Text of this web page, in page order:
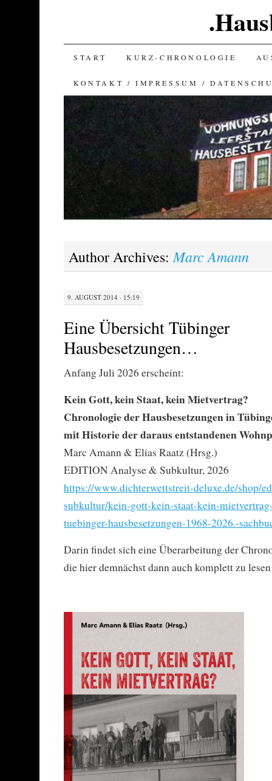
SKIP
TO
CONTENT
START KURZ-CHRONOLOGIE
KONTAKT / IMPRESSUM /
Author Archives:Marc Amann
9. AUGUST 2014 · 15:19
Eine Übersicht Tübinger
Hausbesetzungen…
Anfang Juli 2026 erscheint:
Kein Gott, kein Staat, kein Mietvertrag?
Chronologie der Hausbesetzungen in
mit Historie der daraus entstandenen
Marc Amann & Elias Raatz (Hrsg.)
EDITION Analyse & Subkultur, 2026
https://www.dichterwettstreit-deluxe.de/shop/
subkultur/kein-gott-kein-staat-kein-
tuebinger-hausbesetzungen-1968-2026.-
Darin findet sich eine Überarbeitung der
die hier demnächst dann auch komplett zu